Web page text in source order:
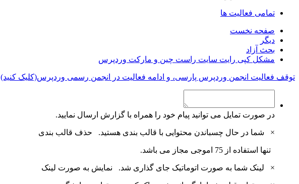
تمامی فعالیت ها
صفحه نخست
دیگر
بحث آزاد
مشکل کپی رایت سایت راست چین و مارکت وردپرس
توقف فعالیت انجمن وردپرس پارسی، و ادامه فعالیت در انجمن رسمی وردپرس(کلیک کنید)
در صورت تمایل می توانید پیام خود را همراه با گزارش ارسال نمایید.
× شما در حال چسباندن محتوایی با قالب بندی هستید. حذف قالب بندی
تنها استفاده از 75 اموجی مجاز می باشد.
× لینک شما به صورت اتوماتیک جای گذاری شد. نمایش به صورت لینک